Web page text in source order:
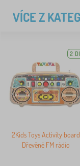
VÍCE Z
2
2Kids Toys Activity board
Dřevěné FM rádio